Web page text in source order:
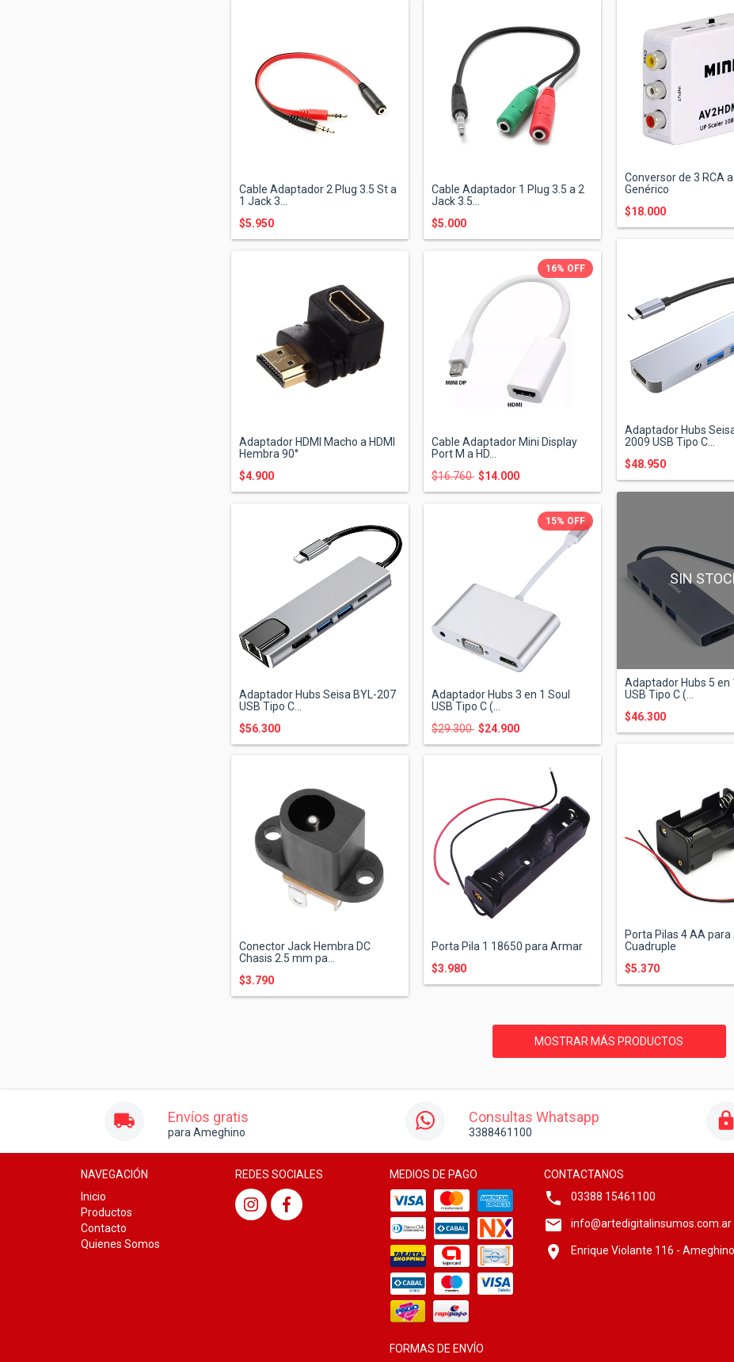
Cable Adaptador 2 Plug 3.5 St a
1 Jack 3...
$5.950
Cable Adaptador 1 Plug 3.5 a 2
Jack 3.5...
$5.000
Conversor de 3 RCA a
Genérico
$18.000
Adaptador HDMI Macho a HDMI
Hembra 90°
$4.900
16% OFF
Cable Adaptador Mini Display
Port M a HD...
$16.760 $14.000
Adaptador Hubs
2009 USB Tipo C...
$48.950
Adaptador Hubs Seisa BYL-207
USB Tipo C...
$56.300
15% OFF
Adaptador Hubs 3 en 1 Soul
USB Tipo C (...
$29.300 $24.900
SIN
Adaptador Hubs 5 en
USB Tipo C (...
$46.300
Conector Jack Hembra DC
Chasis 2.5 mm pa...
$3.790
Porta Pila 1 18650 para Armar
$3.980
Porta Pilas 4 AA
Cuadruple
$5.370
MOSTRAR MÁS PRODUCTOS
Envíos gratis
para Ameghino
Consultas Whatsapp
3388461100
NAVEGACIÓN
Inicio
Productos
Contacto
Quienes Somos
REDES SOCIALES MEDIOS DE PAGO
FORMAS DE ENVÍO
CONTACTANOS
03388 15461100
info@artedigitalinsumos.com.ar
Enrique Violante 116 -